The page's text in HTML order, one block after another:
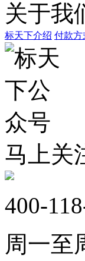
关于我
标天下介绍 付款方
马上关
400-
周一至